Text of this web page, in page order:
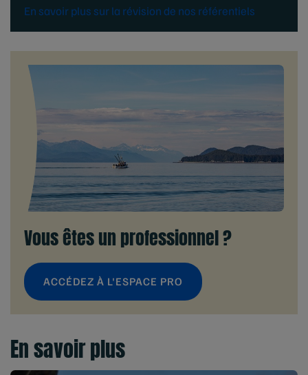
En savoir plus sur la révision de nos référentiels
Vous êtes un professionnel ?
ACCÉDEZ À L'ESPACE PRO
En savoir plus